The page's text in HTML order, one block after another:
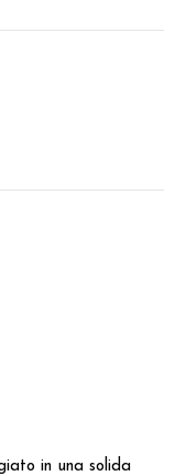
in una solida